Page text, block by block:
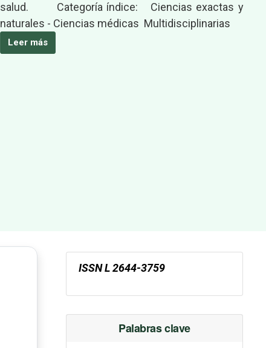
salud. Categoría índice: Ciencias exactas y
naturales - Ciencias médicas Multidisciplinarias
Leer más
ISSN L2644-3759
Palabras clave